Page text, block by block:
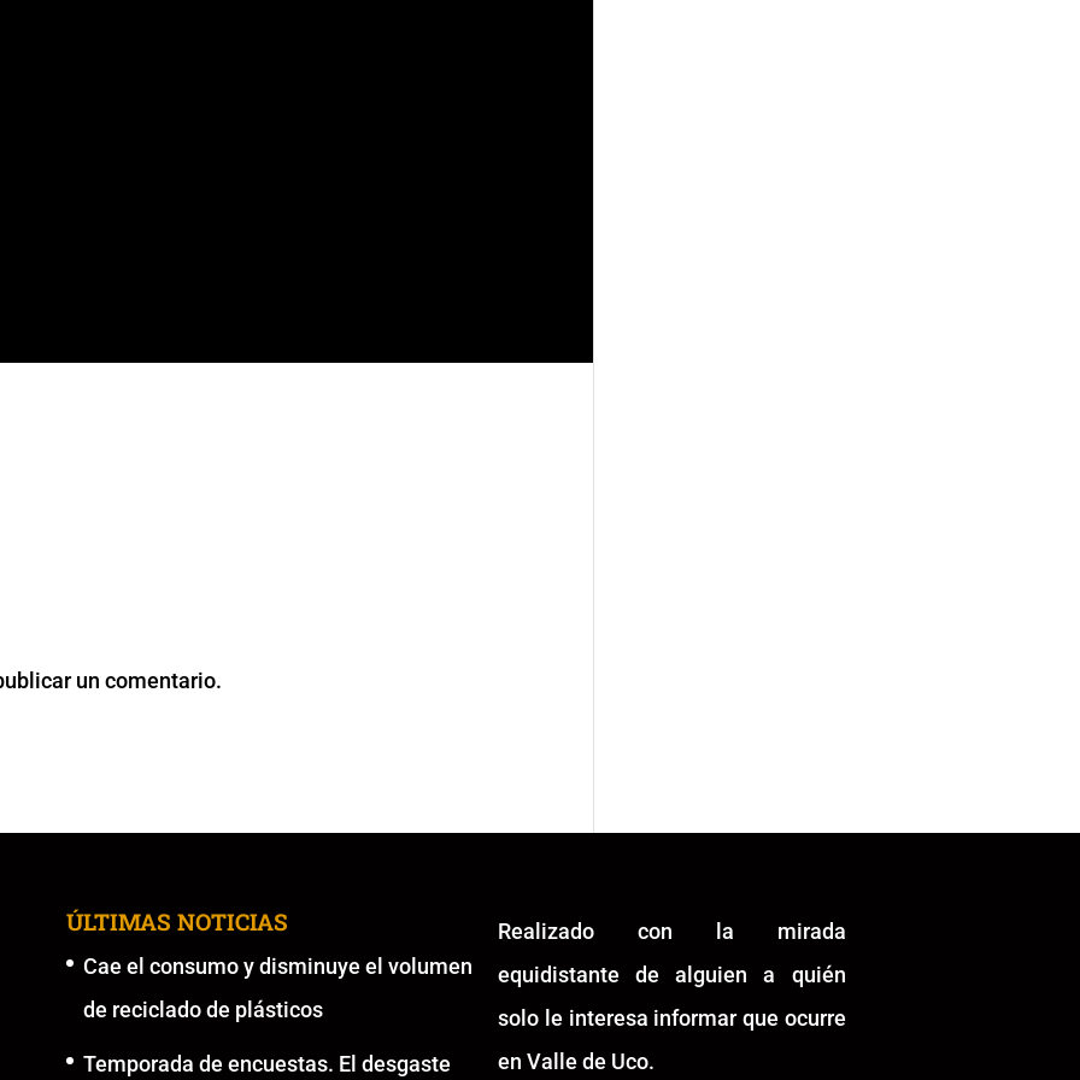
un comentario.
ÚLTIMAS NOTICIAS
Cae el consumo y disminuye el volumen
de reciclado de plásticos
Temporada de encuestas. El desgaste
Realizado con la mirada
equidistante de alguien a quién
solo le interesa informar que ocurre
en Valle de Uco.